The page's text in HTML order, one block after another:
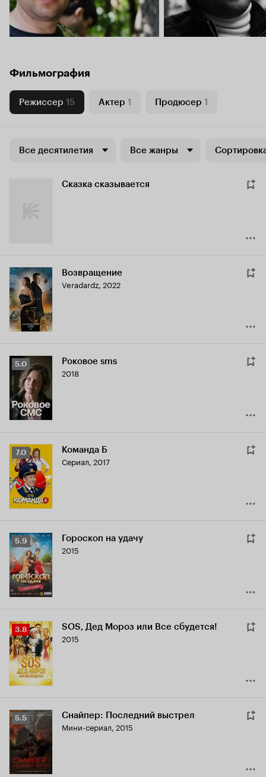
Фильмография
Режиссер 15 Актер 1 Продюсер 1
Все десятилетия Все жанры
Сказка сказывается
Возвращение
Veradardz, 2022
Рейтинг
Кинопоиска
5.0
5.0 Роковое sms
2018
Рейтинг
Кинопоиска
7.0
7.0 Команда Б
Сериал, 2017
Рейтинг
Кинопоиска
5.9
5.9 Гороскоп на удачу
2015
Рейтинг
Кинопоиска
3.8
3.8 SOS, Дед Мороз или Все сбудется!
2015
Рейтинг
Кинопоиска
5.5
5.5 Снайпер: Последний выстрел
Мини-сериал, 2015